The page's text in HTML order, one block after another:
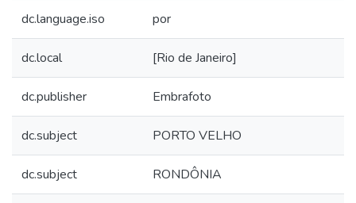
dc.language.iso por
dc.local [Rio de Janeiro]
dc.publisher Embrafoto
dc.subject PORTO VELHO
dc.subject RONDÔNIA